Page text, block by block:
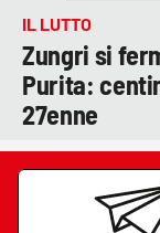
IL LUTTO
Zungri si
Purita:
27enne